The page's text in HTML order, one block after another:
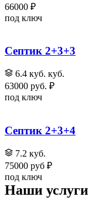
66000 ₽
под ключ
Септик 2+3+3
6.4 куб. куб.
63000 руб. ₽
под ключ
Септик 2+3+4
7.2 куб.
75000 руб ₽
под ключ
Наши услуги